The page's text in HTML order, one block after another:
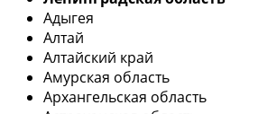
Адыгея
Алтай
Алтайский край
Амурская область
Архангельская область